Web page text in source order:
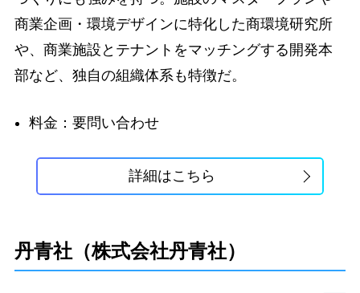
商業企画・環境デザインに特化した商環境研究所
や、商業施設とテナントをマッチングする開発本
部など、独自の組織体系も特徴だ。
料金：要問い合わせ
詳細はこちら
丹青社（株式会社丹青社）